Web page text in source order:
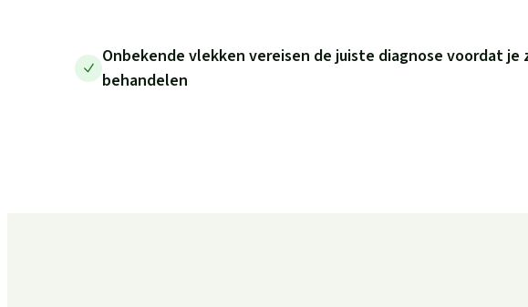
Onbekende vlekken vereisen de juiste diagnose voordat je
behandelen